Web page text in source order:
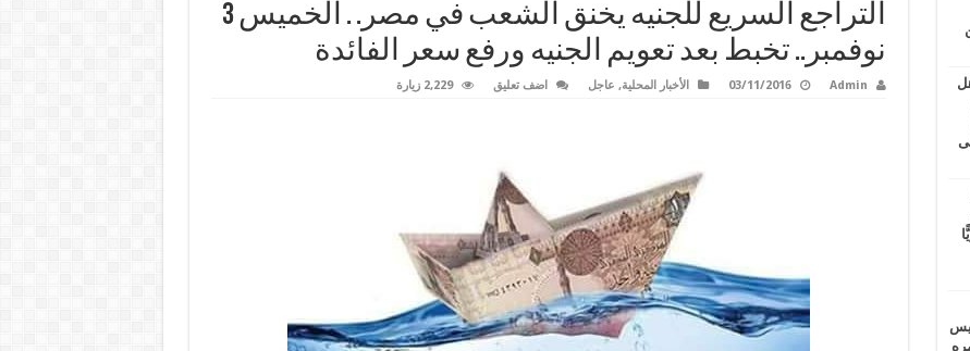
التراجع السريع للجنيه يخنق الشعب في مصر. . الخميس 3
نوفمبر.. تخبط بعد تعويم الجنيه ورفع سعر الفائدة
Admin
03/11/2016 الأخبار المحلية, عاجل اضف تعليق 2,229 زيارة